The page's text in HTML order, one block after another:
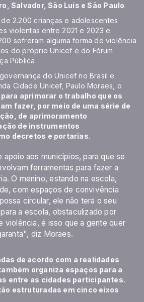
Salvador, São Luís e São Paulo.
2.200 crianças e adolescentes
violentas entre 2021 e 2023 e
sofreram alguma forma de violência
do próprio Unicef e do Fórum
Pública.
do Unicef no Brasil e
Cidade Unicef, Paulo Moraes, o
aprimorar o trabalho que os
fazer, por meio de uma série de
de aprimoramento
de instrumentos
decretos e portarias.
apoio aos municípios, para que se
ferramentas para fazer a
O menino, estando na escola,
com espaços de convivência
circular, ele não terá o seu
a escola, obstaculizado por
violência, é isso que a gente quer
diz Moraes.
de acordo com a realidades
organiza espaços para a
entre as cidades participantes.
estruturadas em cinco eixos